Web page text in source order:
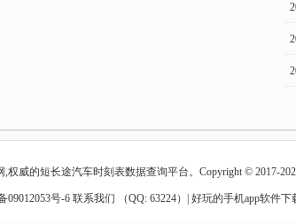
权威的短长途汽车时刻表数据查询平台。Copyright © 2017-
09012053号-6联系我们 （QQ: 63224）| 好玩的手机app软件下